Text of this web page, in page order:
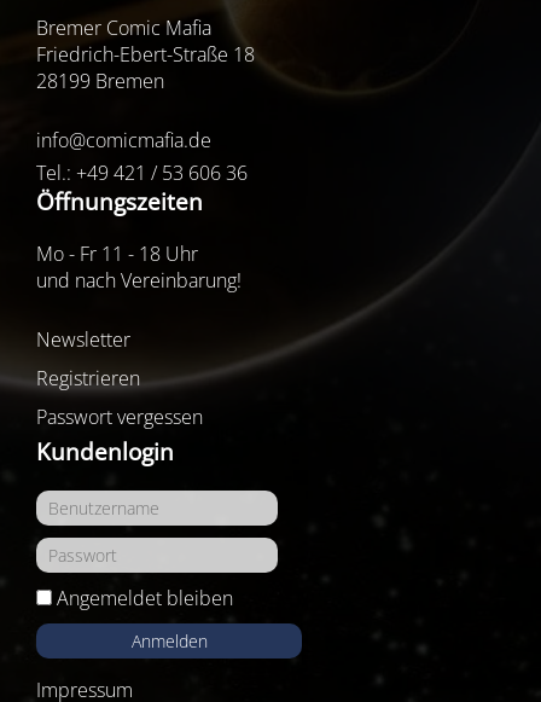
Bremer Comic Mafia
Friedrich-Ebert-Straße 18
28199 Bremen
info@comicmafia.de
Tel.: +49 421 / 53 606 36
Öffnungszeiten
Mo - Fr 11 - 18 Uhr
und nach Vereinbarung!
Newsletter
Registrieren
Passwort vergessen
Kundenlogin
Angemeldet bleiben
Anmelden
Impressum